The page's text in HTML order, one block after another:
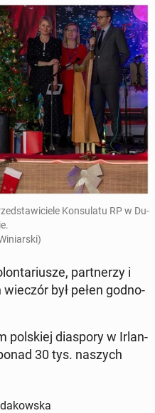
Kon­su­la­tu RP w Du­
part­ne­rzy i
był pełen god­no­
pol­skiej dia­spo­ry w Ir­lan­
30 tys. naszych